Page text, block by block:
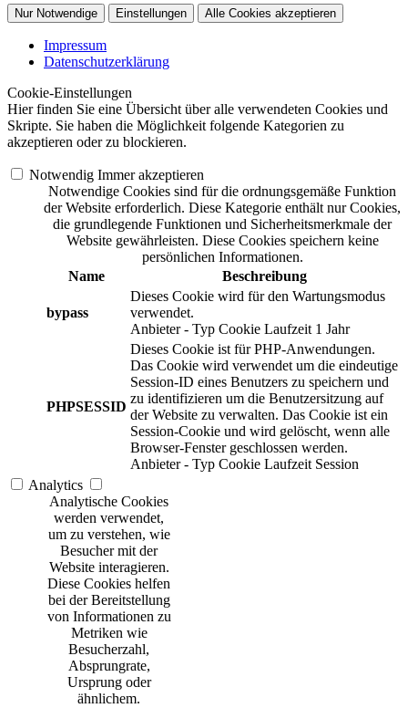
Nur Notwendige Einstellungen Alle Cookies akzeptieren
Impressum
Datenschutzerklärung
Cookie-Einstellungen
Hier finden Sie eine Übersicht über alle verwendeten Cookies und
Skripte. Sie haben die Möglichkeit folgende Kategorien zu
akzeptieren oder zu blockieren.
Notwendig Immer akzeptieren
Notwendige Cookies sind für die ordnungsgemäße Funktion
der Website erforderlich. Diese Kategorie enthält nur Cookies,
die grundlegende Funktionen und Sicherheitsmerkmale der
Website gewährleisten. Diese Cookies speichern keine
persönlichen Informationen.
Name
Beschreibung
bypass
Dieses Cookie wird für den Wartungsmodus
verwendet.
Anbieter - Typ Cookie Laufzeit 1 Jahr
PHPSESSID
Dieses Cookie ist für PHP-Anwendungen.
Das Cookie wird verwendet um die eindeutige
Session-ID eines Benutzers zu speichern und
zu identifizieren um die Benutzersitzung auf
der Website zu verwalten. Das Cookie ist ein
Session-Cookie und wird gelöscht, wenn alle
Browser-Fenster geschlossen werden.
Anbieter - Typ Cookie Laufzeit Session
Analytics
Analytische Cookies
werden verwendet,
um zu verstehen, wie
Besucher mit der
Website interagieren.
Diese Cookies helfen
bei der Bereitstellung
von Informationen zu
Metriken wie
Besucherzahl,
Absprungrate,
Ursprung oder
ähnlichem.